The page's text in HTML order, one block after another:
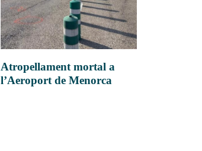
Atropellament mortal a
l’Aeroport de Menorca